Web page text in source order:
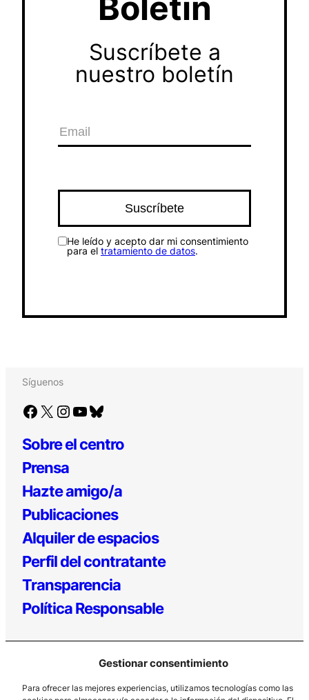
Gestionar consentimiento
Para ofrecer las mejores experiencias, utilizamos tecnologías como las
Suscríbete a
nuestro boletín
He leído y acepto dar mi consentimiento
para el tratamiento de datos.
Síguenos
Facebook X Instagram YouTube Bluesky
Sobre el centro
Prensa
Hazte amigo/a
Publicaciones
Alquiler de espacios
Perfil del contratante
Transparencia
Política Responsable